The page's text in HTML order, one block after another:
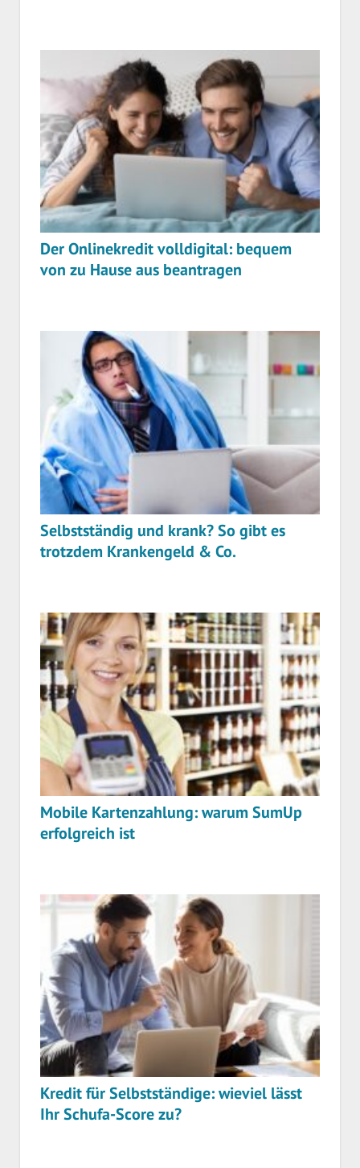
Der Onlinekredit volldigital: bequem
von zu Hause aus beantragen
Selbstständig und krank? So gibt es
trotzdem Krankengeld & Co.
Mobile Kartenzahlung: warum SumUp
erfolgreich ist
Kredit für Selbstständige: wieviel lässt
Ihr Schufa-Score zu?